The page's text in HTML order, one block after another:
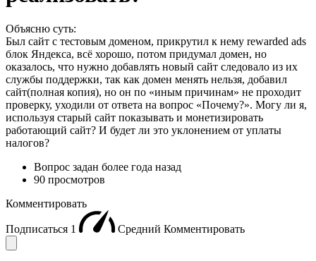
Объясню суть:
Был сайт с тестовым доменом, прикрутил к нему rewarded ads
блок Яндекса, всё хорошо, потом придумал домен, но
оказалось, что нужно добавлять новый сайт следовало из их
службы поддержки, так как домен менять нельзя, добавил
сайт(полная копия), но он по «иным причинам» не проходит
проверку, уходили от ответа на вопрос «Почему?». Могу ли я,
используя старый сайт показывать и монетизировать
работающий сайт? И будет ли это уклонением от уплаты
налогов?
Вопрос задан более года назад
90 просмотров
Комментировать
Подписаться 1 Средний Комментировать